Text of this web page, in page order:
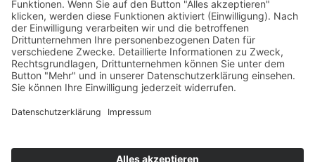
teilgenommen haben.
Jetzt anmelden:Alumni-Lounge
Machen Sie die Schulen in Ihrem Bereich gerne darauf
zuständigen Lehrkräfte können in den Lounges aus